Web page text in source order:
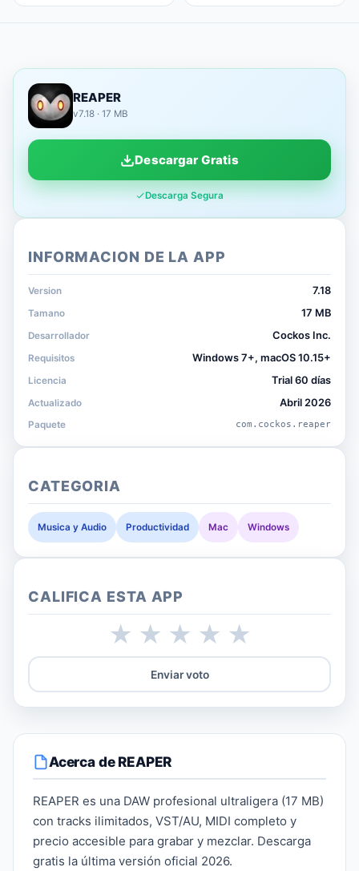
Acerca de REAPER
REAPER es una DAW profesional ultraligera (17 MB)
con tracks ilimitados, VST/AU, MIDI completo y
precio accesible para grabar y mezclar. Descarga
gratis la última versión oficial 2026.
REAPER
v7.18 · 17 MB
Descargar Gratis
Descarga Segura
INFORMACION DE LA APP
Version 7.18
Tamano 17 MB
Desarrollador Cockos Inc.
Requisitos Windows 7+, macOS 10.15+
Licencia Trial 60 días
Actualizado Abril 2026
Paquete com.cockos.reaper
CATEGORIA
Musica y Audio Productividad Mac Windows
CALIFICA ESTA APP
★
★
★
★
★
Enviar voto